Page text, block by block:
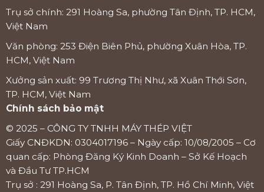
Trụ sở chính: 291 Hoàng Sa, phường Tân Định, TP. HCM,
Việt Nam
Văn phòng: 253 Điện Biên Phủ, phường Xuân Hòa, TP.
HCM, Việt Nam
Xưởng sản xuất: 99 Trương Thị Như, xã Xuân Thới Sơn,
TP. HCM, Việt Nam
Chính sách bảo mật
© 2025 – CÔNG TY TNHH MÁY THÉP VIỆT
Giấy CNĐKDN: 0304017196 – Ngày cấp: 10/08/2005 – Cơ
quan cấp: Phòng Đăng Ký Kinh Doanh – Sở Kế Hoạch
và Đầu Tư TP.HCM
Trụ sở : 291 Hoàng Sa, P. Tân Định, TP. Hồ Chí Minh, Việt